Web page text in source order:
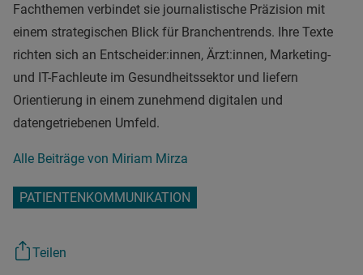
Fachthemen verbindet sie journalistische Präzision mit
einem strategischen Blick für Branchentrends. Ihre Texte
richten sich an Entscheider:innen, Ärzt:innen, Marketing-
und IT-Fachleute im Gesundheitssektor und liefern
Orientierung in einem zunehmend digitalen und
datengetriebenen Umfeld.
Alle Beiträge von Miriam Mirza
PATIENTENKOMMUNIKATION
Teilen